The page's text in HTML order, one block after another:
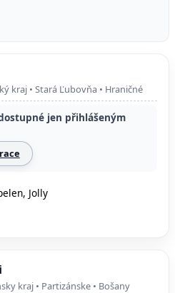
kraj • Stará Ľubovňa • Hraničné
jen přihlášeným
Jolly
kraj • Partizánske • Bošany